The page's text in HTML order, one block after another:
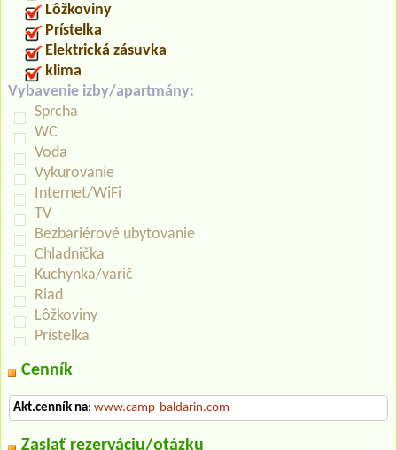
Lôžkoviny
Prístelka
Elektrická zásuvka
klima
Vybavenie izby/apartmány:
Sprcha
WC
Voda
Vykurovanie
Internet/WiFi
TV
Bezbariérové ubytovanie
Chladnička
Kuchynka/varič
Riad
Lôžkoviny
Prístelka
Cenník
Akt.cenník na: www.camp-baldarin.com
Zaslať rezerváciu/otázku